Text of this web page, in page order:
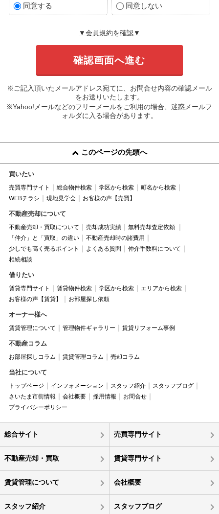
同意する 同意しない
▼会員規約を確認▼
※ご記入頂いたメールアドレス宛てに、お問合せ内容の確認メール
をお送りいたします。
※Yahoo!メールなどのフリーメールをご利用の場合、迷惑メールフ
ォルダに入る場合があります。
このページの先頭へ
買いたい
売買専門サイト 総合物件検索 学区から検索
町名から検索
WEBチラシ
現地見学会 お客様の声【売買】
不動産売却について
不動産売却・買取について 売却成功実績
無料売却査定依頼
「仲介」と「買取」の違い
不動産売却時の諸費用
少しでも高く売るポイント
よくある質問
仲介手数料について
相続相談
借りたい
賃貸専門サイト 賃貸物件検索 学区から検索
エリアから検索
お客様の声【賃貸】
お部屋探し依頼
オーナー様へ
賃貸管理について 管理物件ギャラリー 賃貸リフォーム事例
不動産コラム
お部屋探しコラム 賃貸管理コラム 売却コラム
当社について
トップページ インフォメーション スタッフ紹介
スタッフブログ
さいたま市街情報
会社概要 採用情報
お問合せ
プライバシーポリシー
総合サイト 売買専門サイト
不動産売却・買取 賃貸専門サイト
賃貸管理について 会社概要
スタッフ紹介 スタッフブログ